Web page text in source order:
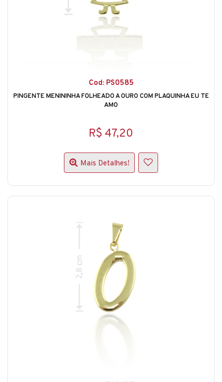
Cod: PS0585
PINGENTE MENININHA FOLHEADO A OURO COM PLAQUINHA EU TE
AMO
R$ 47,20
Mais Detalhes!